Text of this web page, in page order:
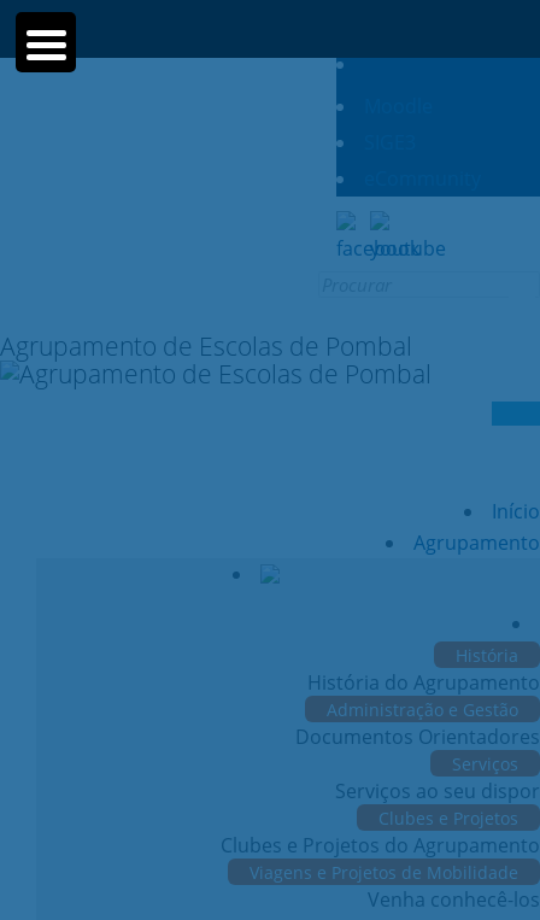
Agrupamento de Escolas de Pombal
Início
Agrupamento
História
História do Agrupamento
Administração e Gestão
Documentos Orientadores
Serviços
Serviços ao seu dispor
Clubes e Projetos
Clubes e Projetos do Agrupamento
Viagens e Projetos de Mobilidade
Venha conhecê-los